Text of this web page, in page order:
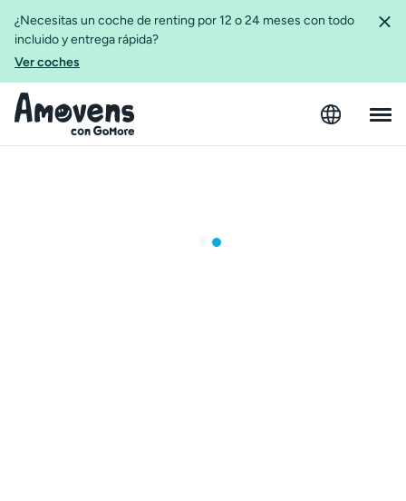
¿Necesitas un coche de renting por 12 o 24 meses con todo
incluido y entrega rápida?
Ver coches